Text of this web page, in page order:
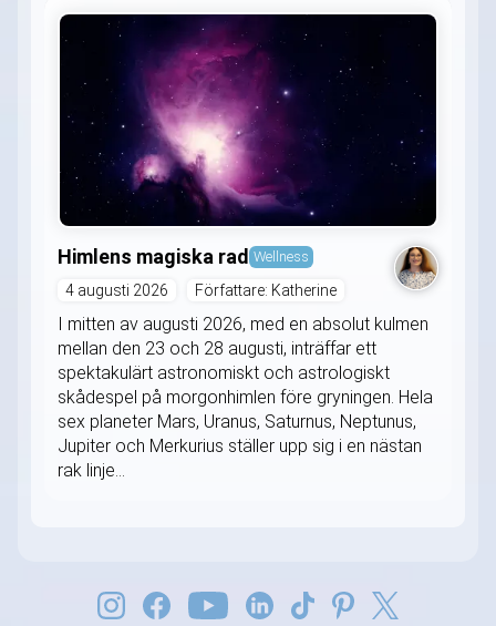
Himlens magiska rad Wellness
4 augusti 2026 Författare: Katherine
I mitten av augusti 2026, med en absolut kulmen
mellan den 23 och 28 augusti, inträffar ett
spektakulärt astronomiskt och astrologiskt
skådespel på morgonhimlen före gryningen. Hela
sex planeter Mars, Uranus, Saturnus, Neptunus,
Jupiter och Merkurius ställer upp sig i en nästan
rak linje...